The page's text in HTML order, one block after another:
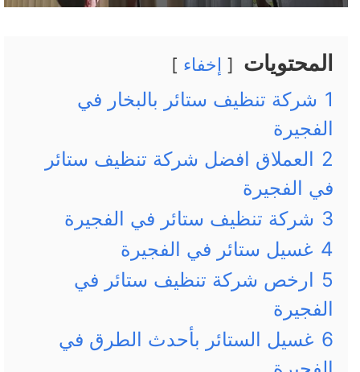
المحتويات إخفاء
1 شركة تنظيف ستائر بالبخار في
الفجيرة
2 العملاق افضل شركة تنظيف ستائر
في الفجيرة
3 شركة تنظيف ستائر في الفجيرة
4 غسيل ستائر في الفجيرة
5 ارخص شركة تنظيف ستائر في
الفجيرة
6 غسيل الستائر بأحدث الطرق في